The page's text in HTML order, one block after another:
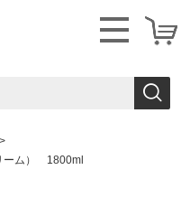
ーム） 1800ml